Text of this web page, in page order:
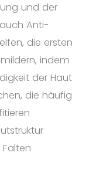
und der
Anti-
die ersten
indem
der Haut
die häufig